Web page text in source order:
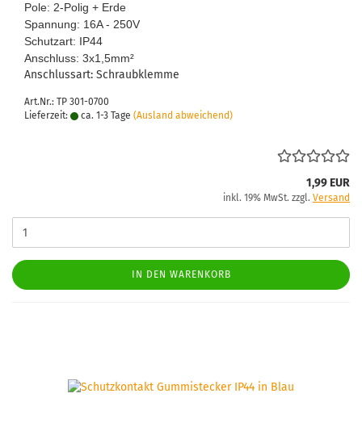
Pole: 2-​Polig + Erde
Span­nung: 16A - 250V
Schutz­art: IP44
An­schluss: 3x1,5mm²
An­schluss­art: Schraub­klem­me
Art.Nr.: TP 301-0700
Lieferzeit:
ca. 1-3 Tage (Ausland abweichend)
1,99 EUR
inkl. 19% MwSt. zzgl. Versand
IN DEN WARENKORB